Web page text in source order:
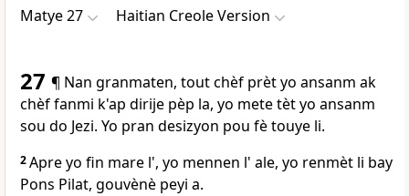
Matye 27 Haitian Creole Version
27 ¶ Nan granmaten, tout chèf prèt yo ansanm ak
chèf fanmi k'ap dirije pèp la, yo mete tèt yo ansanm
sou do Jezi. Yo pran desizyon pou fè touye li.
2Apre yo fin mare l', yo mennen l' ale, yo renmèt li bay
Pons Pilat, gouvènè peyi a.